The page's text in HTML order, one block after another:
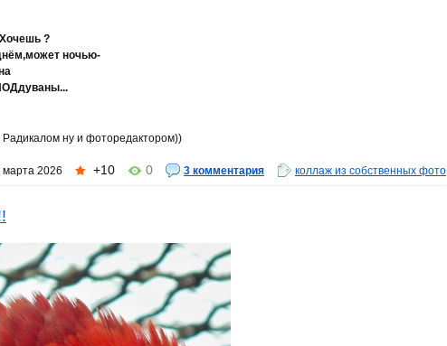
?
ночью-
Радикалом ну и фоторедактором))
марта 2026 +10 0 3 комментария коллаж из собственных фото